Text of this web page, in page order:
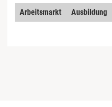
Arbeitsmarkt Ausbildung